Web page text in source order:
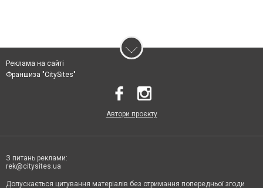
Реклама на сайті
Франшиза "CitySites"
Автори проєкту
З питань реклами:
rek@citysites.ua
Допускається цитування матеріалів без отримання попередньої згоди